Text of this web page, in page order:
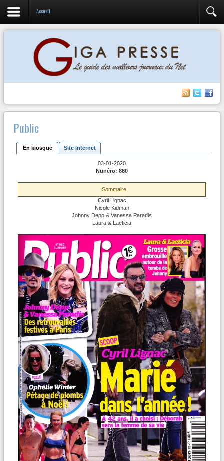
Accueil
Public
En kiosque Site Internet
03-01-2020
Nunéro: 860
Sommaire
Cyril Lignac
Nicole Kidman
Johnny Depp & Vanessa Paradis
Laura & Laeticia